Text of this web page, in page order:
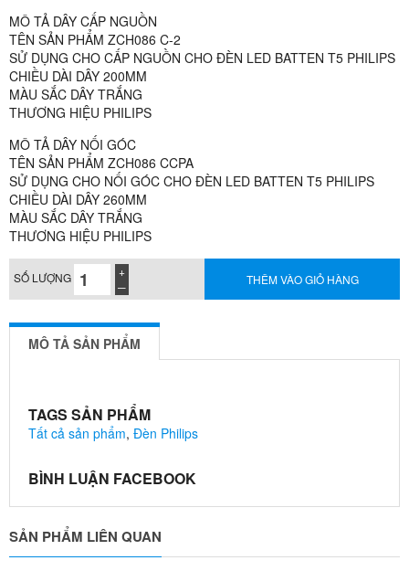
MÔ TẢ DÂY CẤP NGUỒN
TÊN SẢN PHẨM ZCH086 C-2
SỬ DỤNG CHO CẤP NGUỒN CHO ĐÈN LED BATTEN T5 PHILIPS
CHIỀU DÀI DÂY 200MM
MÀU SẮC DÂY TRẮNG
THƯƠNG HIỆU PHILIPS
MÔ TẢ DÂY NỐI GÓC
TÊN SẢN PHẨM ZCH086 CCPA
SỬ DỤNG CHO NỐI GÓC CHO ĐÈN LED BATTEN T5 PHILIPS
CHIỀU DÀI DÂY 260MM
MÀU SẮC DÂY TRẮNG
THƯƠNG HIỆU PHILIPS
SỐ LƯỢNG THÊM VÀO GIỎ HÀNG
MÔ TẢ SẢN PHẨM
TAGS SẢN PHẨM
Tất cả sản phẩm, Đèn Philips
BÌNH LUẬN FACEBOOK
SẢN PHẨM LIÊN QUAN